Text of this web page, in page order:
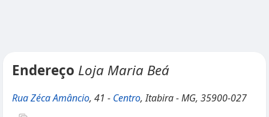
Endereço Loja Maria Beá
Rua Zéca Amâncio, 41 - Centro, Itabira - MG, 35900-027